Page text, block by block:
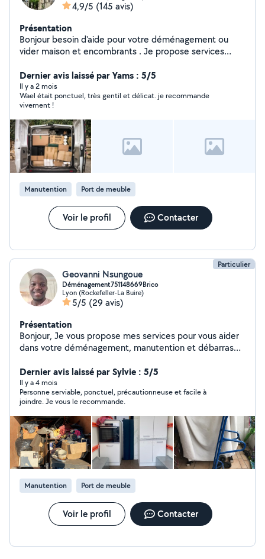
4,9/5 (145 avis)
Présentation
Bonjour besoin d'aide pour votre déménagement ou
vider maison et encombrants . Je propose services
cartons/meubles.
Dernier avis laissé par Yams : 5/5
Il y a 2 mois
Wael était ponctuel, très gentil et délicat. je recommande
vivement !
Manutention Port de meuble
Voir le profil Contacter
Particulier
Geovanni Nsungoue
Déménagement751148669Brico
Lyon (Rockefeller-La Buire)
5/5 (29 avis)
Présentation
Bonjour, Je vous propose mes services pour vous aider
dans votre déménagement, manutention et débarras
matériel nécessaire. Je fais tout type de bricolage,
montage et démontage des meubes, pose de cuisine,
peinture, pose de parquet, petit carrelage. Je donne
aussi des cours particulier Maths, phy-chi, anglais.. Je
suis calme, sympa, ponctuel,prudent et sérieux. Merci
de m'envoyer un sms avec le descriptif de votre besoin.
Dernier avis laissé par Sylvie : 5/5
Il y a 4 mois
Personne serviable, ponctuel, précautionneuse et facile à
joindre. Je vous le recommande.
Manutention Port de meuble
Voir le profil Contacter